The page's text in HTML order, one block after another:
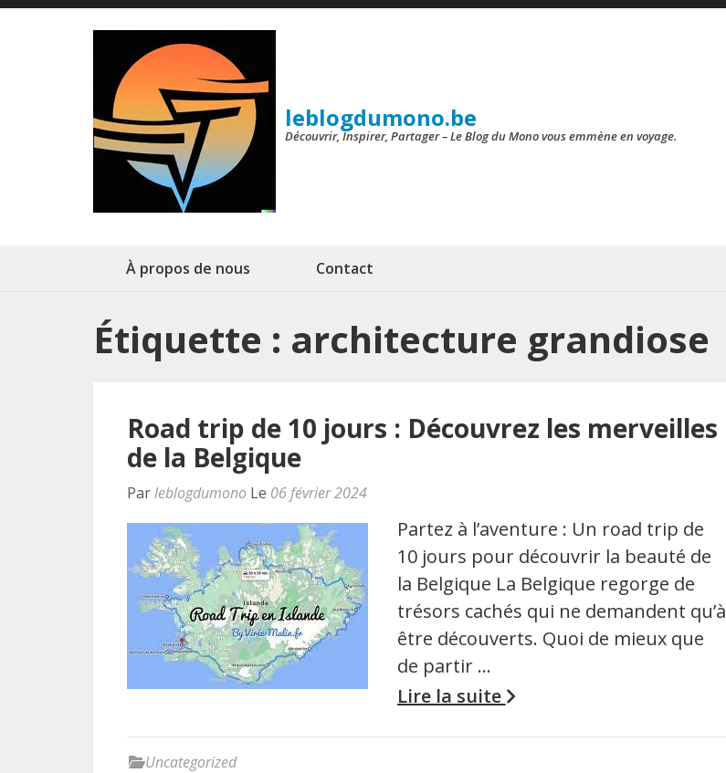
Aller
leblogdumono.be
Découvrir, Inspirer, Partager – Le Blog du Mono vous emmène en voyage.
À propos de nous Contact
Étiquette : architecture grandiose
Road trip de 10 jours : Découvrez les merveilles
de la Belgique
Parleblogdumono Le 06 février 2024
Partez à l’aventure : Un road trip de
10 jours pour découvrir la beauté de
la Belgique La Belgique regorge de
trésors cachés qui ne demandent qu’à
être découverts. Quoi de mieux que
de partir …
Lire la suite
Uncategorized